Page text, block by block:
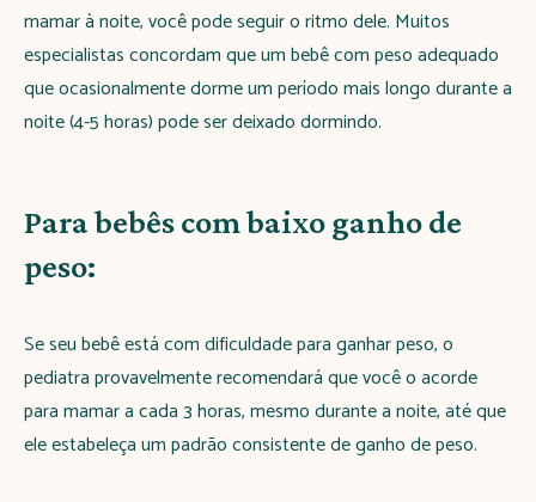
mamar à noite, você pode seguir o ritmo dele. Muitos
especialistas concordam que um bebê com peso adequado
que ocasionalmente dorme um período mais longo durante a
noite (4-5 horas) pode ser deixado dormindo.
Para bebês com baixo ganho de
peso:
Se seu bebê está com dificuldade para ganhar peso, o
pediatra provavelmente recomendará que você o acorde
para mamar a cada 3 horas, mesmo durante a noite, até que
ele estabeleça um padrão consistente de ganho de peso.